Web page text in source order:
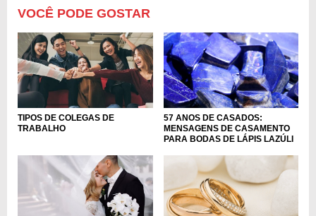
VOCÊ PODE GOSTAR
TIPOS DE COLEGAS DE
TRABALHO
57 ANOS DE CASADOS:
MENSAGENS DE CASAMENTO
PARA BODAS DE LÁPIS LAZÚLI